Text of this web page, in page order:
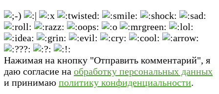
Нажимая на кнопку "Отправить комментарий", я
даю согласие на обработку персональных данных
и принимаю политику конфиденциальности.